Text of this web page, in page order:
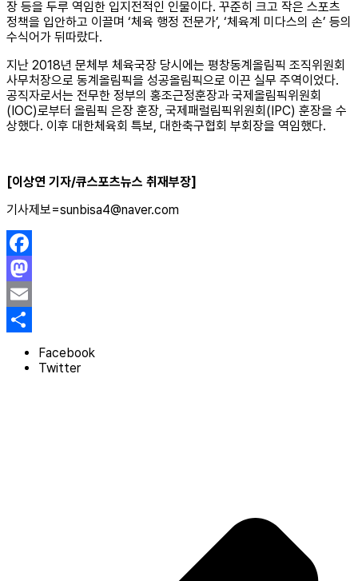
장 등을 두루 역임한 입지전적인 인물이다. 꾸준히 크고 작은 스포츠
정책을 입안하고 이끌며 ‘체육 행정 전문가’, ‘체육계 미다스의 손’ 등의
수식어가 뒤따랐다.
지난 2018년 문체부 체육국장 당시에는 평창동계올림픽 조직위원회
사무처장으로 동계올림픽을 성공올림픽으로 이끈 실무 주역이었다.
공직자로서는 전무한 정부의 홍조근정훈장과 국제올림픽위원회
(IOC)로부터 올림픽 은장 훈장, 국제패럴림픽위원회(IPC) 훈장을 수
상했다. 이후 대한체육회 특보, 대한축구협회 부회장을 역임했다.
[이상연 기자/큐스포츠뉴스 취재부장]
기사제보=sunbisa4@naver.com
Facebook
Mastodon
Email
Share
Facebook
Twitter